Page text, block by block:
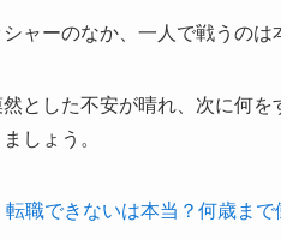
ャーのなか、一人で戦うのは
とした不安が晴れ、次に何
しょう。
転職できないは本当？何歳まで